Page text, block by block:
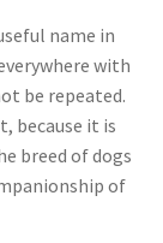
name in
with
be repeated.
because it is
breed of dogs
of